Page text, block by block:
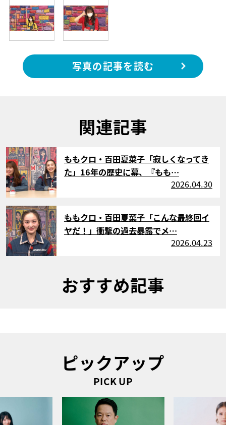
写真の記事を読む
関連記事
サムネイル
ももクロ・百田夏菜子「寂しくなってき
た」16年の歴史に幕、『もも…
2026.04.30
サムネイル
ももクロ・百田夏菜子「こんな最終回イ
ヤだ！」衝撃の過去暴露でメ…
2026.04.23
おすすめ記事
ピックアップ
PICK UP